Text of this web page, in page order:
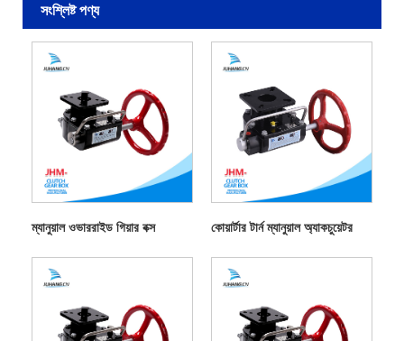
সংশ্লিষ্ট পণ্য
ম্যানুয়াল ওভাররাইড গিয়ার বক্স কোয়ার্টার টার্ন ম্যানুয়াল অ্যাকচুয়েটর